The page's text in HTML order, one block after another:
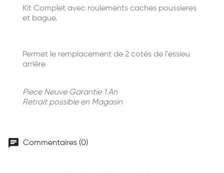
Kit Complet avec roulements caches poussieres
et bague.
Permet le remplacement de 2 cotés de l'essieu
arrière
Piece Neuve Garantie 1 An
Retrait possible en Magasin
chat Commentaires (0)